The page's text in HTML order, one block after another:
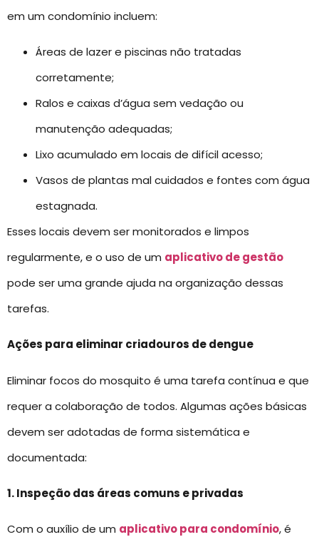
em um condomínio incluem:
Áreas de lazer e piscinas não tratadas
corretamente;
Ralos e caixas d’água sem vedação ou
manutenção adequadas;
Lixo acumulado em locais de difícil acesso;
Vasos de plantas mal cuidados e fontes com água
estagnada.
Esses locais devem ser monitorados e limpos
regularmente, e o uso de um aplicativo de gestão
pode ser uma grande ajuda na organização dessas
tarefas.
Ações para eliminar criadouros de dengue
Eliminar focos do mosquito é uma tarefa contínua e que
requer a colaboração de todos. Algumas ações básicas
devem ser adotadas de forma sistemática e
documentada:
1. Inspeção das áreas comuns e privadas
Com o auxílio de um aplicativo para condomínio, é